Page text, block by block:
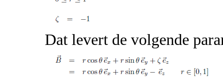
Dat levert de volgende